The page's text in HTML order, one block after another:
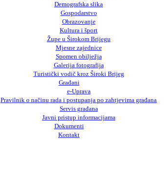
Demografska slika
Gospodarstvo
Obrazovanje
Kultura i šport
Župe u Širokom Brijegu
Mjesne zajednice
Spomen obilježja
Galerija fotografija
Turistički vodič kroz Široki Brijeg
Građani
e-Uprava
Pravilnik o načinu rada i postupanja po zahtjevima građana
Servis građana
Javni pristup informacijama
Dokumenti
Kontakt